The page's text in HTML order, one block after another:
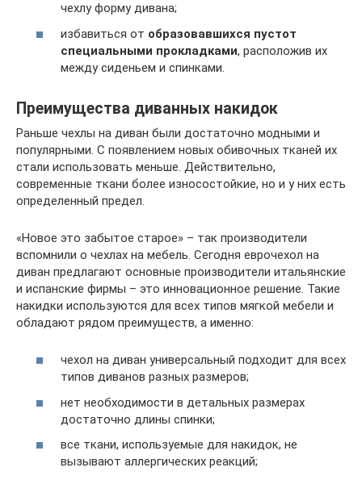
чехлу форму дивана;
избавиться от образовавшихся пустот
специальными прокладками, расположив их
между сиденьем и спинками.
Преимущества диванных накидок
Раньше чехлы на диван были достаточно модными и
популярными. С появлением новых обивочных тканей их
стали использовать меньше. Действительно,
современные ткани более износостойкие, но и у них есть
определенный предел.
«Новое это забытое старое» – так производители
вспомнили о чехлах на мебель. Сегодня еврочехол на
диван предлагают основные производители итальянские
и испанские фирмы – это инновационное решение. Такие
накидки используются для всех типов мягкой мебели и
обладают рядом преимуществ, а именно:
чехол на диван универсальный подходит для всех
типов диванов разных размеров;
нет необходимости в детальных размерах
достаточно длины спинки;
все ткани, используемые для накидок, не
вызывают аллергических реакций;